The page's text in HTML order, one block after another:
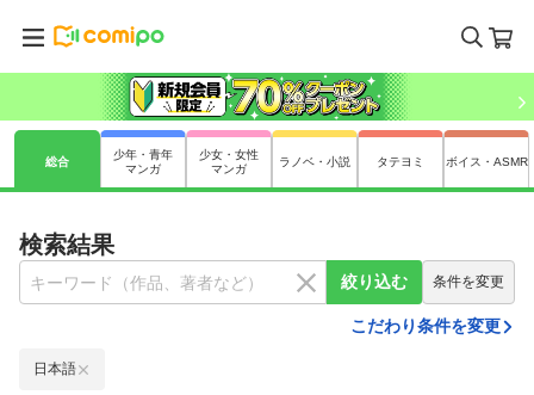
総合
少年・青年
マンガ
少女・女性
マンガ
ラノベ・小説 タテヨミ ボイス・ASMR
検索結果
絞り込む 条件を変更
こだわり条件を変更
日本語